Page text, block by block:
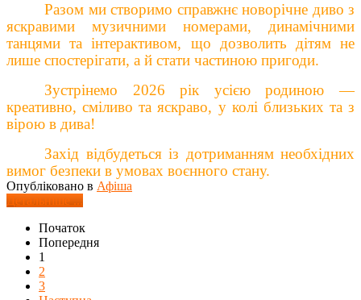
Разом ми створимо справжнє новорічне диво з
яскравими музичними номерами, динамічними
танцями та інтерактивом, що дозволить дітям не
лише спостерігати, а й стати частиною пригоди.
Зустрінемо 2026 рік усією родиною —
креативно, сміливо та яскраво, у колі близьких та з
вірою в дива!
Захід відбудеться із дотриманням необхідних
вимог безпеки в умовах воєнного стану.
Опубліковано в Афіша
Детальніше ...
Початок
Попередня
1
2
3